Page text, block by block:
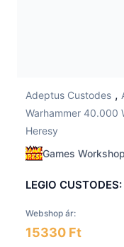
Adeptus Custodes ,
Warhammer 40.000
Heresy
Games Workshop
LEGIO
Webshop ár:
15330 Ft